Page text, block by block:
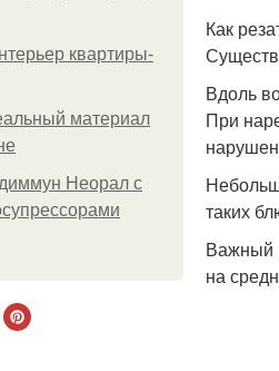
квартиры-
материал
Неорал с
Как
Вдоль
При
таких
Важный
на